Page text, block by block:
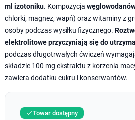
ml izotoniku. Kompozycja
chlorki, magnez, wapń) oraz witaminy z
osoby podczas wysiłku fizycznego.
elektrolitowe przyczyniają się do
podczas długotrwałych ćwiczeń
składzie 100 mg ekstraktu z korzenia
zawiera dodatku cukru i konserwantów.
Towar dostępny